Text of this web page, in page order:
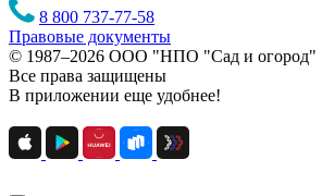
8 800 737-77-58
Правовые документы
© 1987–2026 ООО "НПО "Сад и огород"
Все права защищены
В приложении еще удобнее!